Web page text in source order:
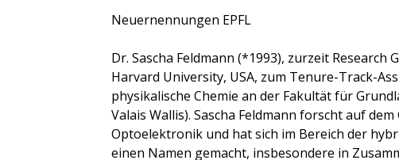
Neuernennungen EPFL
Dr. Sascha Feldmann (*1993), zurzeit Research
Harvard University, USA, zum Tenure-Track-
physikalische Chemie an der Fakultät für
Valais Wallis). Sascha Feldmann forscht auf
Optoelektronik und hat sich im Bereich der
einen Namen gemacht, insbesondere in